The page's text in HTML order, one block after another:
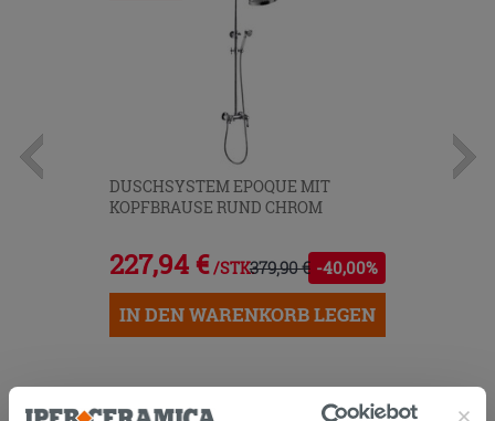
DUSCHSYSTEM EPOQUE MIT
KOPFBRAUSE RUND CHROM
227,94 € /STK.379,90 € -40,00%
IN DEN WARENKORB LEGEN